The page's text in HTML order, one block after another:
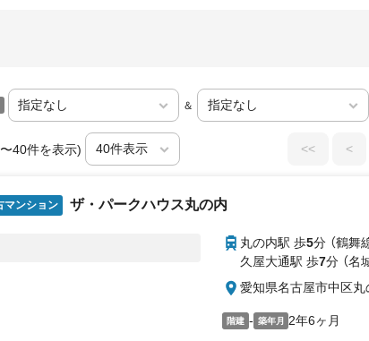
＆
40件を表示) << <
マンション ザ・パークハウス丸の内
丸の内駅 歩5分 （鶴舞
久屋大通駅 歩7分 （名
愛知県名古屋市中区丸
階建 - 築年月 2年6ヶ月